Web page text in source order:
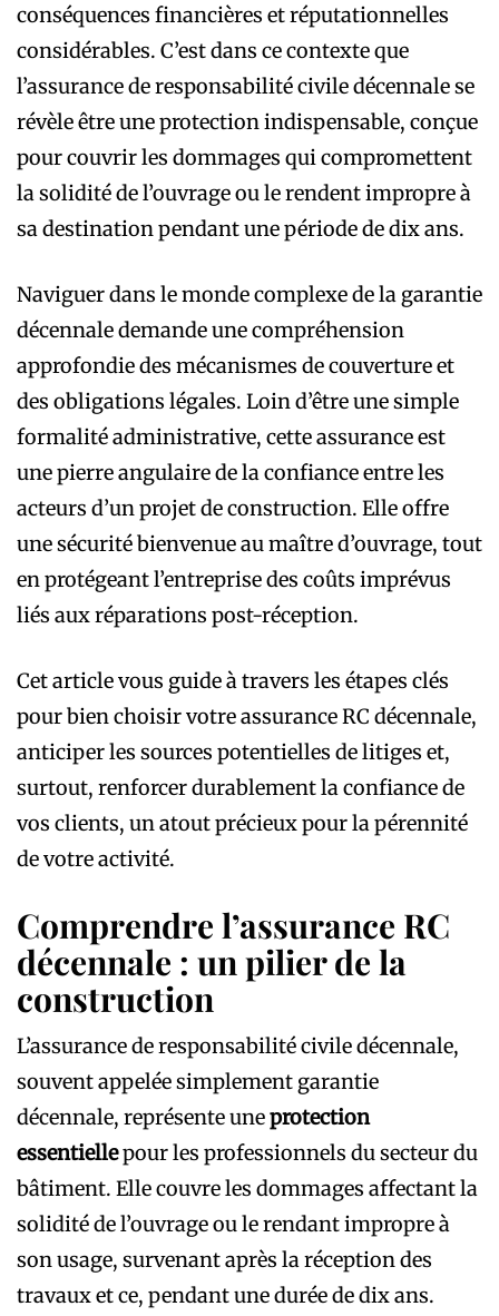
conséquences financières et réputationnelles
considérables. C’est dans ce contexte que
l’assurance de responsabilité civile décennale se
révèle être une protection indispensable, conçue
pour couvrir les dommages qui compromettent
la solidité de l’ouvrage ou le rendent impropre à
sa destination pendant une période de dix ans.
Naviguer dans le monde complexe de la garantie
décennale demande une compréhension
approfondie des mécanismes de couverture et
des obligations légales. Loin d’être une simple
formalité administrative, cette assurance est
une pierre angulaire de la confiance entre les
acteurs d’un projet de construction. Elle offre
une sécurité bienvenue au maître d’ouvrage, tout
en protégeant l’entreprise des coûts imprévus
liés aux réparations post-réception.
Cet article vous guide à travers les étapes clés
pour bien choisir votre assurance RC décennale,
anticiper les sources potentielles de litiges et,
surtout, renforcer durablement la confiance de
vos clients, un atout précieux pour la pérennité
de votre activité.
Comprendre l’assurance RC
décennale : un pilier de la
construction
L’assurance de responsabilité civile décennale,
souvent appelée simplement garantie
décennale, représente uneprotection
essentiellepour les professionnels du secteur du
bâtiment. Elle couvre les dommages affectant la
solidité de l’ouvrage ou le rendant impropre à
son usage, survenant après la réception des
travaux et ce, pendant une durée de dix ans.